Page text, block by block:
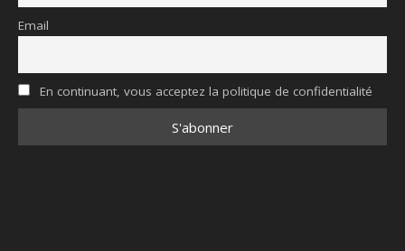
Email
En continuant, vous acceptez la politique de confidentialité